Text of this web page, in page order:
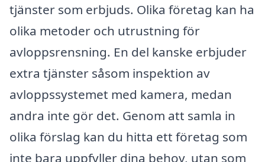
tjänster som erbjuds. Olika företag kan ha
olika metoder och utrustning för
avloppsrensning. En del kanske erbjuder
extra tjänster såsom inspektion av
avloppssystemet med kamera, medan
andra inte gör det. Genom att samla in
olika förslag kan du hitta ett företag som
inte bara uppfyller dina behov, utan som